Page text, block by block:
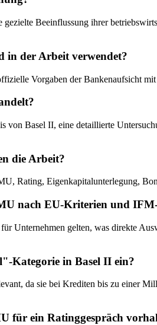
Beeinflussung ihrer
in der Arbeit verwendet?
Vorgaben der Bankenaufsicht
von Basel II, eine detaillierte
die Arbeit?
Rating, Eigenkapitalunterlegung,
nach EU-Kriterien und
Unternehmen gelten, was direkte
Kategorie in Basel II ein?
da sie bei Krediten bis zu einer
für ein Ratinggespräch